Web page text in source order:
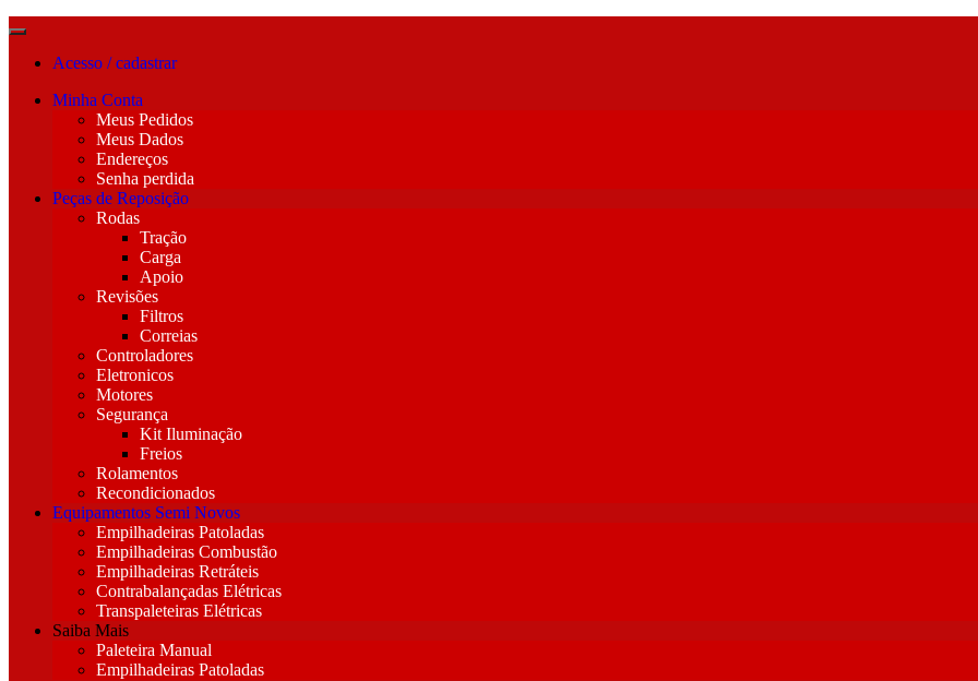
Acesso / cadastrar
Minha Conta
Meus Pedidos
Meus Dados
Endereços
Senha perdida
Peças de Reposição
Rodas
Tração
Carga
Apoio
Revisões
Filtros
Correias
Controladores
Eletronicos
Motores
Segurança
Kit Iluminação
Freios
Rolamentos
Recondicionados
Equipamentos Semi Novos
Empilhadeiras Patoladas
Empilhadeiras Combustão
Empilhadeiras Retráteis
Contrabalançadas Elétricas
Transpaleteiras Elétricas
Saiba Mais
Paleteira Manual
Empilhadeiras Patoladas